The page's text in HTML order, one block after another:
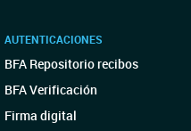
AUTENTICACIONES
BFA Repositorio recibos
BFA Verificación
Firma digital